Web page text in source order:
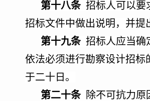
第十八条 招标人可以要
招标文件中做出说明，并
第十九条 招标人应当确
依法必须进行勘察设计招
于二十日。
第二十条 除不可抗力原